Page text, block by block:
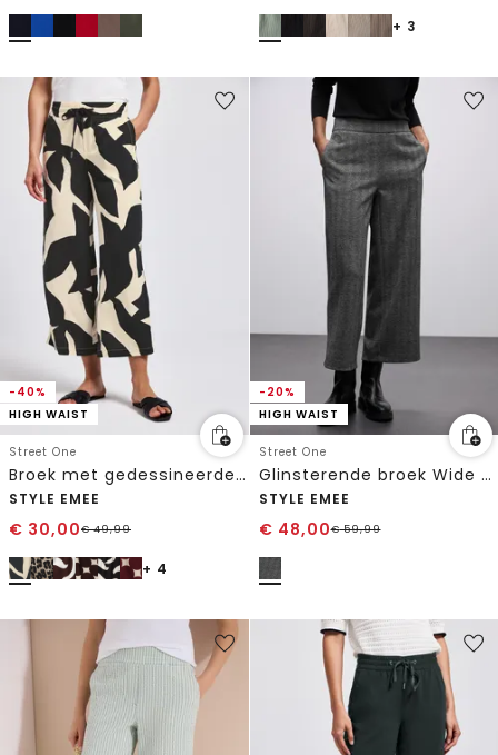
+ 3
-40%
HIGH WAIST
Street One
Broek met gedessineerde Wide Legs
STYLE EMEE
€ 30,00€49,99
+ 4
-20%
HIGH WAIST
Street One
Glinsterende broek Wide Legs
STYLE EMEE
€ 48,00€59,99